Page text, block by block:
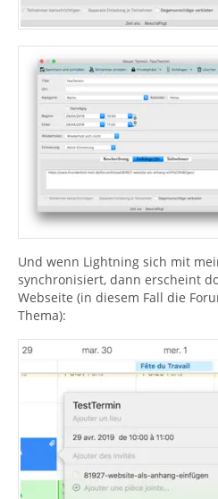
Und wenn Lightning sich mit
synchronisiert, dann erscheint
Webseite (in diesem Fall die
Thema):